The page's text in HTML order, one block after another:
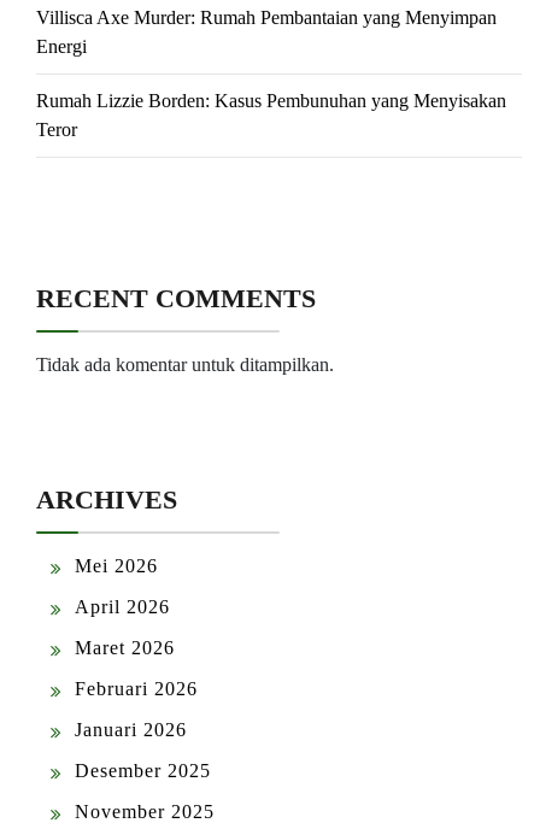
Villisca Axe Murder: Rumah Pembantaian yang Menyimpan
Energi
Rumah Lizzie Borden: Kasus Pembunuhan yang Menyisakan
Teror
RECENT COMMENTS
Tidak ada komentar untuk ditampilkan.
ARCHIVES
Mei 2026
April 2026
Maret 2026
Februari 2026
Januari 2026
Desember 2025
November 2025